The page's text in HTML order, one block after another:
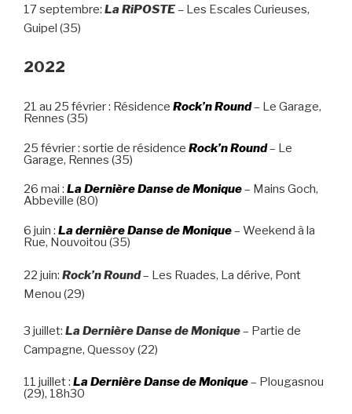
17 septembre: La RiPOSTE– Les Escales Curieuses,
Guipel (35)
2022
21 au 25 février : Résidence Rock’n Round– Le Garage,
Rennes (35)
25 février : sortie de résidence Rock’n Round– Le
Garage, Rennes (35)
26 mai : La Dernière Danse de Monique– Mains Goch,
Abbeville (80)
6 juin : La dernière Danse de Monique– Weekend à la
Rue, Nouvoitou (35)
22 juin: Rock’n Round– Les Ruades, La dérive, Pont
Menou (29)
3 juillet: La Dernière Danse de Monique– Partie de
Campagne, Quessoy (22)
11 juillet : La Dernière Danse de Monique– Plougasnou
(29), 18h30